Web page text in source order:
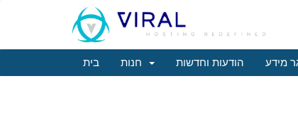
בית הודעות וחדשות מידע